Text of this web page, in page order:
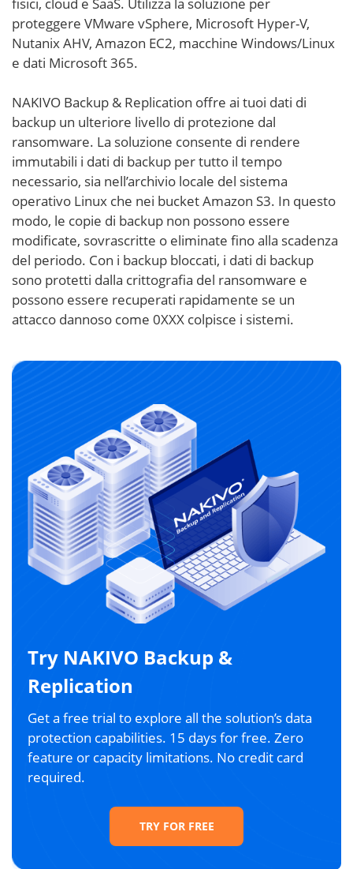
fisici, cloud e SaaS. Utilizza la soluzione per
proteggere VMware vSphere, Microsoft Hyper-V,
Nutanix AHV, Amazon EC2, macchine Windows/Linux
e dati Microsoft 365.
NAKIVO Backup & Replication offre ai tuoi dati di
backup un ulteriore livello di protezione dal
ransomware. La soluzione consente di rendere
immutabili i dati di backup per tutto il tempo
necessario, sia nell’archivio locale del sistema
operativo Linux che nei bucket Amazon S3. In questo
modo, le copie di backup non possono essere
modificate, sovrascritte o eliminate fino alla scadenza
del periodo. Con i backup bloccati, i dati di backup
sono protetti dalla crittografia del ransomware e
possono essere recuperati rapidamente se un
attacco dannoso come 0XXX colpisce i sistemi.
Try NAKIVO Backup &
Replication
Get a free trial to explore all the solution’s data
protection capabilities. 15 days for free. Zero
feature or capacity limitations. No credit card
required.
TRY FOR FREE